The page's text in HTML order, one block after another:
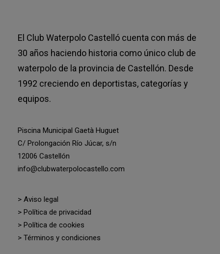
El Club Waterpolo Castelló cuenta con más de
30 años haciendo historia como único club de
waterpolo de la provincia de Castellón. Desde
1992 creciendo en deportistas, categorías y
equipos.
Piscina Municipal Gaetà Huguet
C/ Prolongación Río Júcar, s/n
12006 Castellón
info@clubwaterpolocastello.com
> Aviso legal
> Política de privacidad
> Política de cookies
> Términos y condiciones